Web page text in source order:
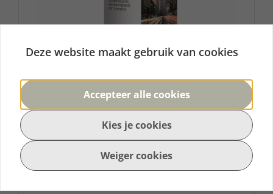
Nouvelle Kera Sublime smoothing
hero cream 1000ml
Deze crème is perfect voor mensen die op
zoek zijn naar een oplossing voor pluizig en
Deze website maakt gebruik van cookies
Accepteer alle cookies
Kies je cookies
Weiger cookies